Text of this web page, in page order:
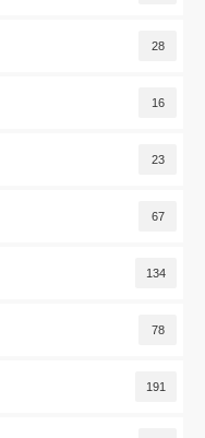
28
16
23
67
134
78
191